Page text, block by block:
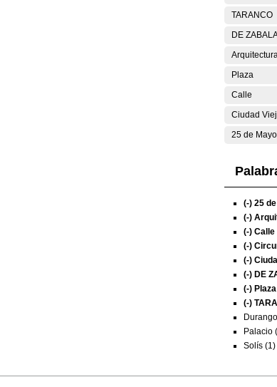
TARANCO
DE
Plaza
Calle
Ciudad
25 de Mayo
(-) 25
(-)
(-) Calle
(-)
(-)
(-) DE
(-) Plaza
(-)
Palacio
Solís (1)